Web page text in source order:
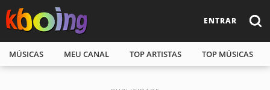
ENTRAR
MÚSICAS MEU CANAL TOP ARTISTAS TOP MÚSICAS